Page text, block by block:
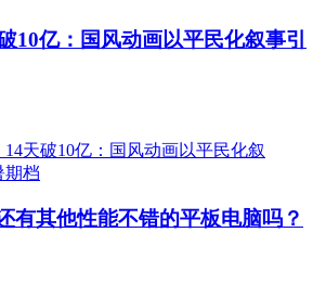
10亿：国风动画以平民化叙事引
有其他性能不错的平板电脑吗？